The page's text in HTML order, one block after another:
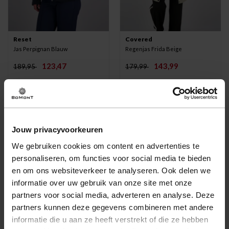
Jouw privacyvoorkeuren
We gebruiken cookies om content en advertenties te
personaliseren, om functies voor social media te bieden
en om ons websiteverkeer te analyseren. Ook delen we
informatie over uw gebruik van onze site met onze
partners voor social media, adverteren en analyse. Deze
partners kunnen deze gegevens combineren met andere
informatie die u aan ze heeft verstrekt of die ze hebben
Reset
Jas Perpignan Blauw
189,95 123,47
Covered
Regenjas Frida Beige
179,99 143,99
Koop jouw dames softshell jas
bij Bomont
De softshell dames jassen staan bekend om het feit dat
ze waterafstotend, super ademend, soepel en rekbaar
zijn. In tijden van regen en wind is deze jas de ideale
keuze om te dragen. Door het softshell materiaal is dit